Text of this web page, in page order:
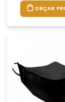
ORÇAR